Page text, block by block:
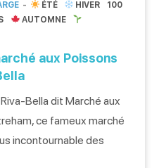
ÉTÉ HIVER
100
AUTOMNE
aux Poissons
Bella dit Marché aux
ce fameux marché
incontournable des